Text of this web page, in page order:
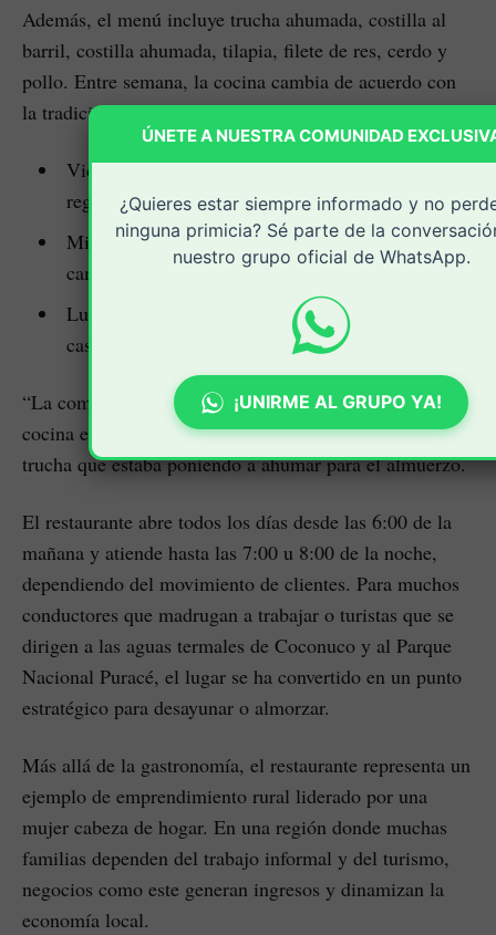
Además, el menú incluye trucha ahumada, costilla al
barril, costilla ahumada, tilapia, filete de res, cerdo y
pollo. Entre semana, la cocina cambia de acuerdo con
la tradición local y los ingredientes disponibles.
Viernes: sopa de mote, una receta típica de la
región.
Miércoles: sopa de ají, preparada al estilo
campesino.
Lunes y martes: distintas variedades de sopas
caseras.
“La comida es 100 % casera y campesina. Todo se
cocina en leña”, explicó Alejandra mientras mostraba la
trucha que estaba poniendo a ahumar para el almuerzo.
El restaurante abre todos los días desde las 6:00 de la
mañana y atiende hasta las 7:00 u 8:00 de la noche,
dependiendo del movimiento de clientes. Para muchos
conductores que madrugan a trabajar o turistas que se
dirigen a las aguas termales de Coconuco y al Parque
Nacional Puracé, el lugar se ha convertido en un punto
estratégico para desayunar o almorzar.
Más allá de la gastronomía, el restaurante representa un
ejemplo de emprendimiento rural liderado por una
mujer cabeza de hogar. En una región donde muchas
familias dependen del trabajo informal y del turismo,
negocios como este generan ingresos y dinamizan la
economía local.
ÚNETE A NUESTRA COMUNIDAD
¿Quieres estar siempre informado y no
ninguna primicia? Sé parte de la
nuestro grupo oficial de WhatsApp.
¡UNIRME AL GRUPO YA!